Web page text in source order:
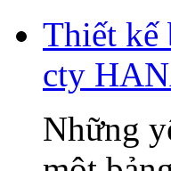
Thiết kế
cty
Những